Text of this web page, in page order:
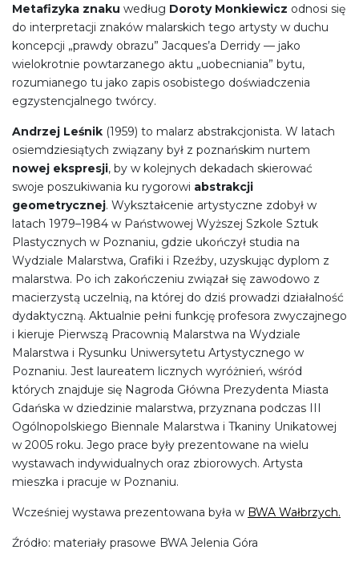
Metafizyka znaku według Doroty Monkiewicz odnosi się
do interpretacji znaków malarskich tego artysty w duchu
koncepcji „prawdy obrazu” Jacques’a Derridy — jako
wielokrotnie powtarzanego aktu „uobecniania” bytu,
rozumianego tu jako zapis osobistego doświadczenia
egzystencjalnego twórcy.
Andrzej Leśnik (1959) to malarz abstrakcjonista. W latach
osiemdziesiątych związany był z poznańskim nurtem
nowej ekspresji, by w kolejnych dekadach skierować
swoje poszukiwania ku rygorowi abstrakcji
geometrycznej. Wykształcenie artystyczne zdobył w
latach 1979–1984 w Państwowej Wyższej Szkole Sztuk
Plastycznych w Poznaniu, gdzie ukończył studia na
Wydziale Malarstwa, Grafiki i Rzeźby, uzyskując dyplom z
malarstwa. Po ich zakończeniu związał się zawodowo z
macierzystą uczelnią, na której do dziś prowadzi działalność
dydaktyczną. Aktualnie pełni funkcję profesora zwyczajnego
i kieruje Pierwszą Pracownią Malarstwa na Wydziale
Malarstwa i Rysunku Uniwersytetu Artystycznego w
Poznaniu. Jest laureatem licznych wyróżnień, wśród
których znajduje się Nagroda Główna Prezydenta Miasta
Gdańska w dziedzinie malarstwa, przyznana podczas III
Ogólnopolskiego Biennale Malarstwa i Tkaniny Unikatowej
w 2005 roku. Jego prace były prezentowane na wielu
wystawach indywidualnych oraz zbiorowych. Artysta
mieszka i pracuje w Poznaniu.
Wcześniej wystawa prezentowana była w BWA Wałbrzych.
Źródło: materiały prasowe BWA Jelenia Góra